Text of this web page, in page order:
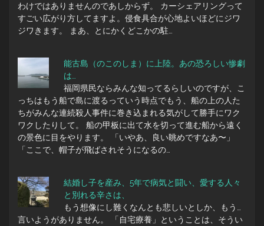
わけではありませんのであしからず。 カーシェアリングって
すごい広がり方してますよ。侵食具合が心地よいほどにジワ
ジワきます。 まあ、とにかくどこかの駐…
能古島（のこのしま）に上陸。あの恐ろしい惨劇
は…
福岡県民ならみんな知ってるらしいのですが、こ
っちはもう船で島に渡るっていう時点でもう、船の上の人た
ちがみんな連続殺人事件に巻き込まれる気がして勝手にワク
ワクしたりして。 船の甲板に出て水を切って進む船から遠く
の景色に目をやります。 「いやあ、良い眺めですなあ〜」
「ここで、帽子が飛ばされそうになるの…
結婚し子を産み、5年で病気と闘い、愛する人々
と別れる辛さは、
もう想像にし難くなんとも悲しいとしか、もう…
言いようがありません。 「自宅療養」ということは、そうい